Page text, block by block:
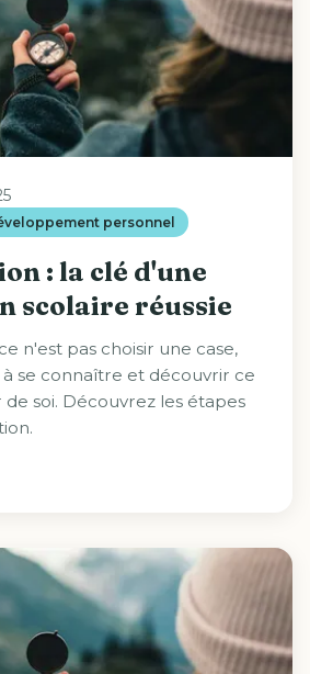
personnel
: la clé d'une
scolaire réussie
n'est pas choisir une case,
se connaître et découvrir ce
soi. Découvrez les étapes